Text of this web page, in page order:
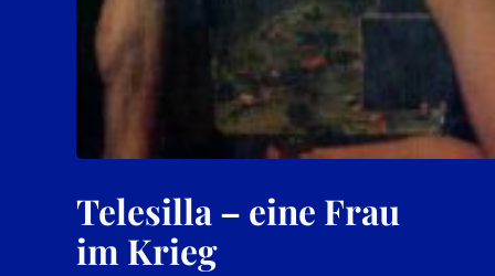
Telesilla – eine Frau
im Krieg